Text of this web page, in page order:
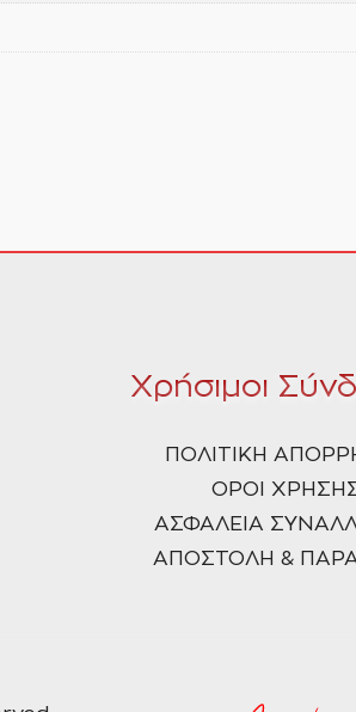
Χρήσιμοι
ΠΟΛΙΤΙΚΗ
ΟΡΟΙ
ΑΣΦΑΛΕΙΑ
ΑΠΟΣΤΟΛΗ &